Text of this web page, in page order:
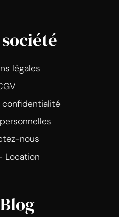
légales
confidentialité
nous
Location